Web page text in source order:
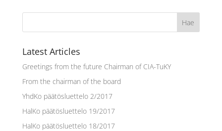
Latest Articles
Greetings from the future Chairman of CIA-TuKY
From the chairman of the board
YhdKo päätösluettelo 2/2017
HalKo päätösluettelo 19/2017
HalKo päätösluettelo 18/2017